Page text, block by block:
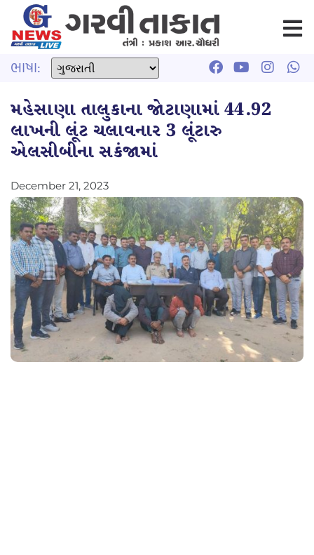
ભાષા:
મહેસાણા તાલુકાના જોટાણામાં 44.92
લાખની લૂંટ ચલાવનાર 3 લૂંટારુ
એલસીબીના સકંજામાં
December 21, 2023